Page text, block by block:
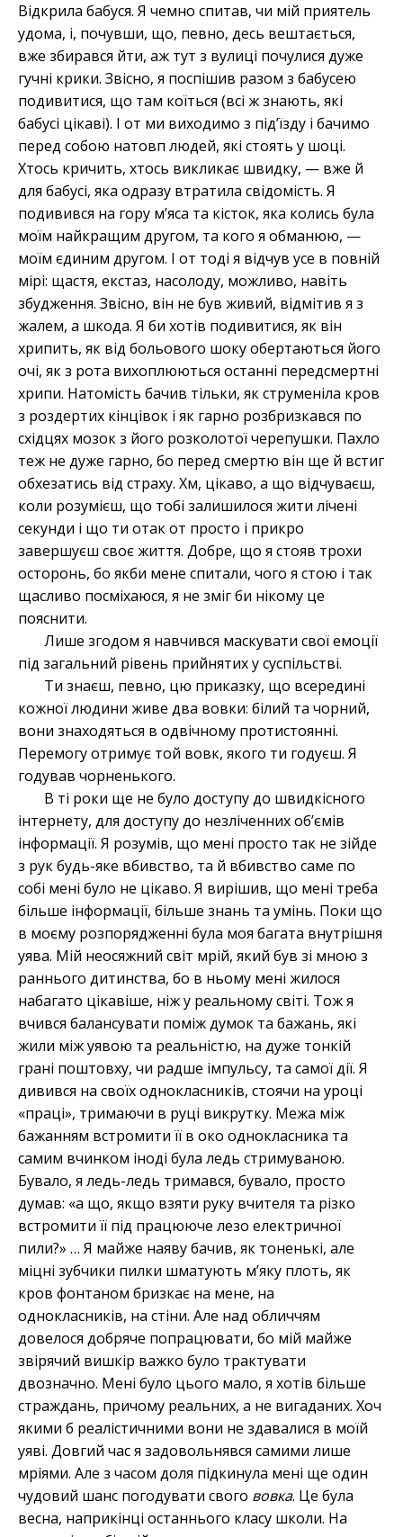
Відкрила бабуся. Я чемно спитав, чи мій приятель
удома, і, почувши, що, певно, десь вештається,
вже збирався йти, аж тут з вулиці почулися дуже
гучні крики. Звісно, я поспішив разом з бабусею
подивитися, що там коїться (всі ж знають, які
бабусі цікаві). І от ми виходимо з під’їзду і бачимо
перед собою натовп людей, які стоять у шоці.
Хтось кричить, хтось викликає швидку, — вже й
для бабусі, яка одразу втратила свідомість. Я
подивився на гору м’яса та кісток, яка колись була
моїм найкращим другом, та кого я обманюю, —
моїм єдиним другом. І от тоді я відчув усе в повній
мірі: щастя, екстаз, насолоду, можливо, навіть
збудження. Звісно, він не був живий, відмітив я з
жалем, а шкода. Я би хотів подивитися, як він
хрипить, як від больового шоку обертаються його
очі, як з рота вихоплюються останні передсмертні
хрипи. Натомість бачив тільки, як струменіла кров
з роздертих кінцівок і як гарно розбризкався по
східцях мозок з його розколотої черепушки. Пахло
теж не дуже гарно, бо перед смертю він ще й встиг
обхезатись від страху. Хм, цікаво, а що відчуваєш,
коли розумієш, що тобі залишилося жити лічені
секунди і що ти отак от просто і прикро
завершуєш своє життя. Добре, що я стояв трохи
осторонь, бо якби мене спитали, чого я стою і так
щасливо посміхаюся, я не зміг би нікому це
пояснити.
Лише згодом я навчився маскувати свої емоції
під загальний рівень прийнятих у суспільстві.
Ти знаєш, певно, цю приказку, що всередині
кожної людини живе два вовки: білий та чорний,
вони знаходяться в одвічному протистоянні.
Перемогу отримує той вовк, якого ти годуєш. Я
годував чорненького.
В ті роки ще не було доступу до швидкісного
інтернету, для доступу до незліченних об’ємів
інформації. Я розумів, що мені просто так не зійде
з рук будь-яке вбивство, та й вбивство саме по
собі мені було не цікаво. Я вирішив, що мені треба
більше інформації, більше знань та умінь. Поки що
в моєму розпорядженні була моя багата внутрішня
уява. Мій неосяжний світ мрій, який був зі мною з
раннього дитинства, бо в ньому мені жилося
набагато цікавіше, ніж у реальному світі. Тож я
вчився балансувати поміж думок та бажань, які
жили між уявою та реальністю, на дуже тонкій
грані поштовху, чи радше імпульсу, та самої дії. Я
дивився на своїх однокласників, стоячи на уроці
«праці», тримаючи в руці викрутку. Межа між
бажанням встромити її в око однокласника та
самим вчинком іноді була ледь стримуваною.
Бувало, я ледь-ледь тримався, бувало, просто
думав: «а що, якщо взяти руку вчителя та різко
встромити її під працююче лезо електричної
пили?» … Я майже наяву бачив, як тоненькі, але
міцні зубчики пилки шматують м’яку плоть, як
кров фонтаном бризкає на мене, на
однокласників, на стіни. Але над обличчям
довелося добряче попрацювати, бо мій майже
звірячий вишкір важко було трактувати
двозначно. Мені було цього мало, я хотів більше
страждань, причому реальних, а не вигаданих. Хоч
якими б реалістичними вони не здавалися в моїй
уяві. Довгий час я задовольнявся самими лише
мріями. Але з часом доля підкинула мені ще один
чудовий шанс погодувати свого вовка. Це була
весна, наприкінці останнього класу школи. На